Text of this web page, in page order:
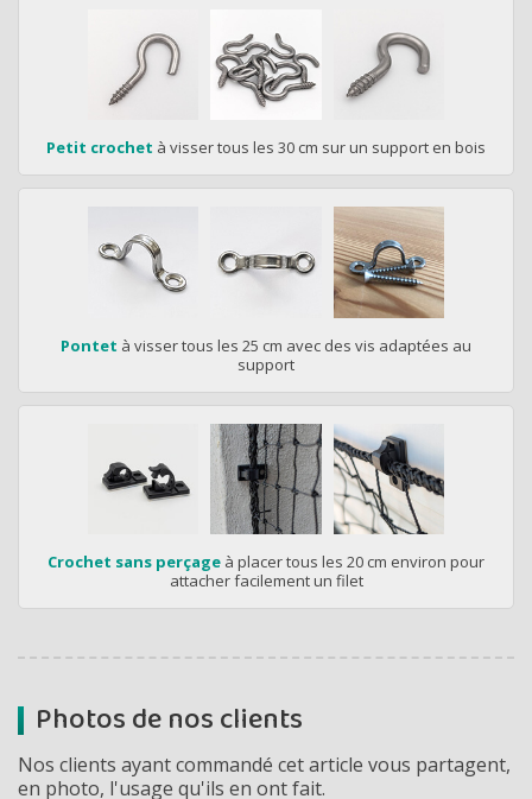
Petit crochet à visser tous les 30 cm sur un support en bois
Pontet à visser tous les 25 cm avec des vis adaptées au
support
Crochet sans perçage à placer tous les 20 cm environ pour
attacher facilement un filet
Photos de nos clients
Nos clients ayant commandé cet article vous partagent,
en photo, l'usage qu'ils en ont fait.